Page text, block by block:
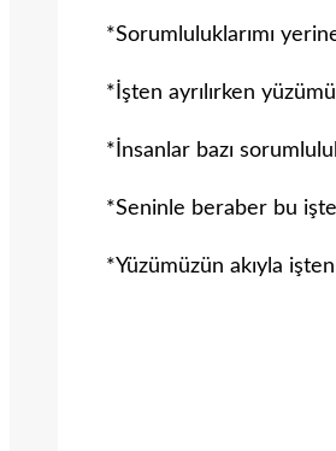
*Sorumluluklarımı
*İşten ayrılırken
*İnsanlar bazı
*Seninle beraber bu
*Yüzümüzün akıyla